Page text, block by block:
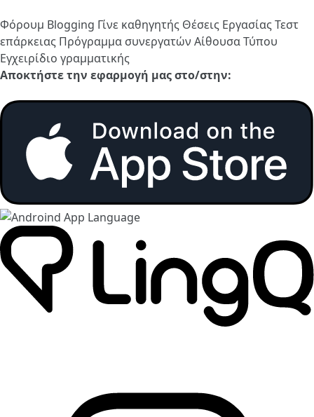
Φόρουμ Blogging Γίνε καθηγητής Θέσεις ΕργασίαςΤεστ
επάρκειας Πρόγραμμα συνεργατών Αίθουσα Τύπου
Εγχειρίδιο γραμματικής
Αποκτήστε την εφαρμογή μας στο/στην: